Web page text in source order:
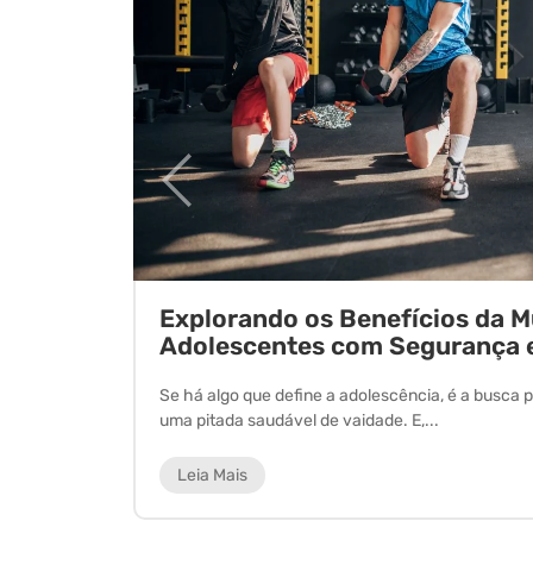
Explorando os Benefícios da
Adolescentes com Segurança
Se há algo que define a adolescência, é a busca
uma pitada saudável de vaidade. E,...
Leia Mais